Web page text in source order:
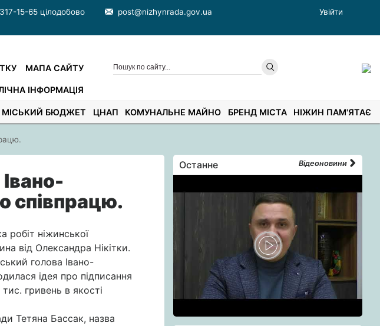
15-65 цілодобово post@nizhynrada.gov.ua
Увійти
МАПА САЙТУ
ІНФОРМАЦІЯ
МІСЬКИЙ БЮДЖЕТ ЦНАП КОМУНАЛЬНЕ МАЙНО БРЕНД МІСТА НІЖИН ПАМ'ЯТАЄ
співпрацю.
робіт ніжинської
від Олександра Нікітки.
голова Івано-
ідея про підписання
гривень в якості
Тетяна Бассак, назва
Останне Відеоновини